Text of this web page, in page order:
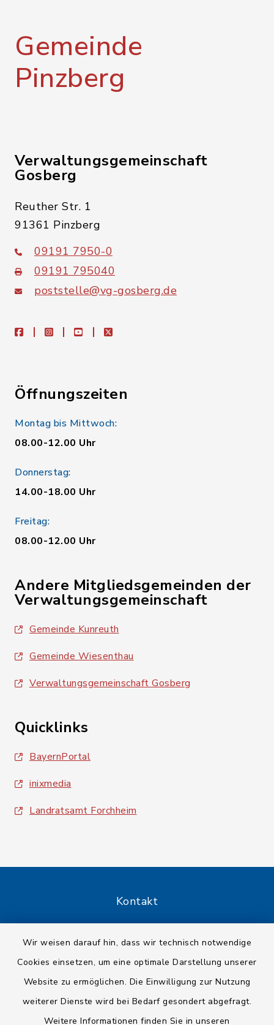
Wir weisen darauf hin, dass wir technisch notwendige
Cookies einsetzen, um eine optimale Darstellung unserer
Website zu ermöglichen. Die Einwilligung zur Nutzung
weiterer Dienste wird bei Bedarf gesondert abgefragt.
Weitere Informationen finden Sie in unseren
Gemeinde
Pinzberg
Verwaltungsgemeinschaft
Gosberg
Reuther Str. 1
91361 Pinzberg
09191 7950-0
09191 795040
poststelle@vg-gosberg.de
facebookinstagramyoutubeX
Öffnungszeiten
Montag bis Mittwoch:
08.00-12.00 Uhr
Donnerstag:
14.00-18.00 Uhr
Freitag:
08.00-12.00 Uhr
Andere Mitgliedsgemeinden der
Verwaltungsgemeinschaft
Gemeinde Kunreuth
Gemeinde Wiesenthau
Verwaltungsgemeinschaft Gosberg
Quicklinks
BayernPortal
inixmedia
Landratsamt Forchheim
Kontakt
Datenschutz
Impressum